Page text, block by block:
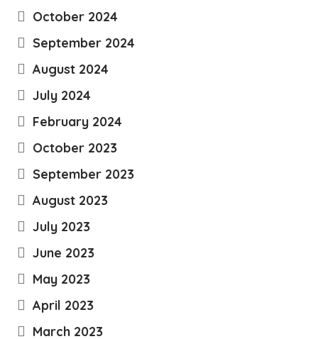
October 2024
September 2024
August 2024
July 2024
February 2024
October 2023
September 2023
August 2023
July 2023
June 2023
May 2023
April 2023
March 2023